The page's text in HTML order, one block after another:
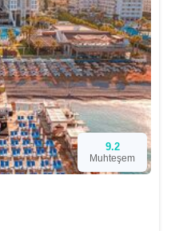
9.2
Muhteşem